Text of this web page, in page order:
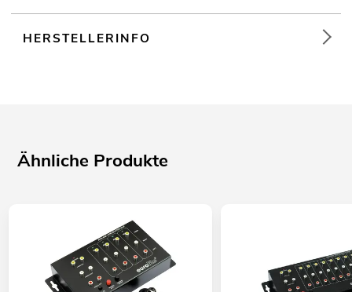
HERSTELLERINFO
Ähnliche Produkte